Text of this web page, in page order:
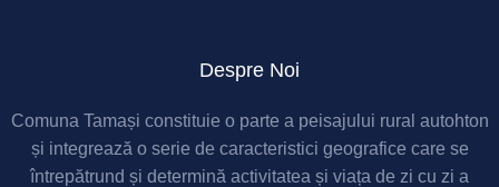
Despre Noi
Comuna Tamași constituie o parte a peisajului rural autohton
și integrează o serie de caracteristici geografice care se
întrepătrund și determină activitatea și viața de zi cu zi a